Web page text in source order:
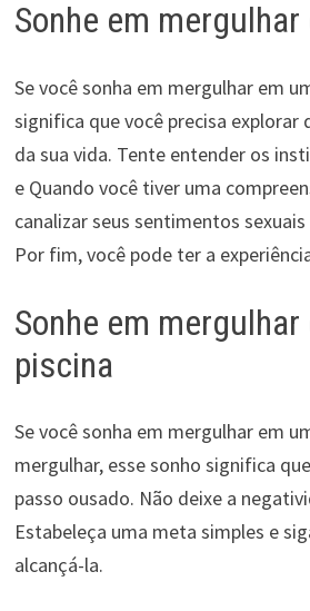
Sonhe em
Se você sonha em mergulhar em
significa que você precisa explorar
da sua vida. Tente entender os
e Quando você tiver uma
canalizar seus sentimentos
Por fim, você pode ter a
Sonhe em
piscina
Se você sonha em mergulhar em
mergulhar, esse sonho significa
passo ousado. Não deixe a
Estabeleça uma meta simples e
alcançá-la.